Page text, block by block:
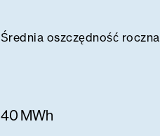
Średnia oszczędność roczna
40 MWh